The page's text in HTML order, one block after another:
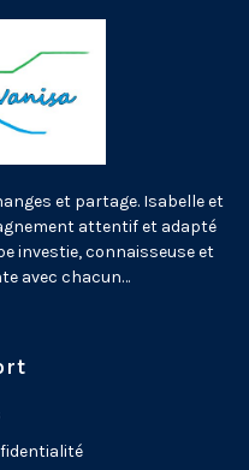
et partage. Isabelle et
attentif et adapté
investie, connaisseuse et
avec chacun…